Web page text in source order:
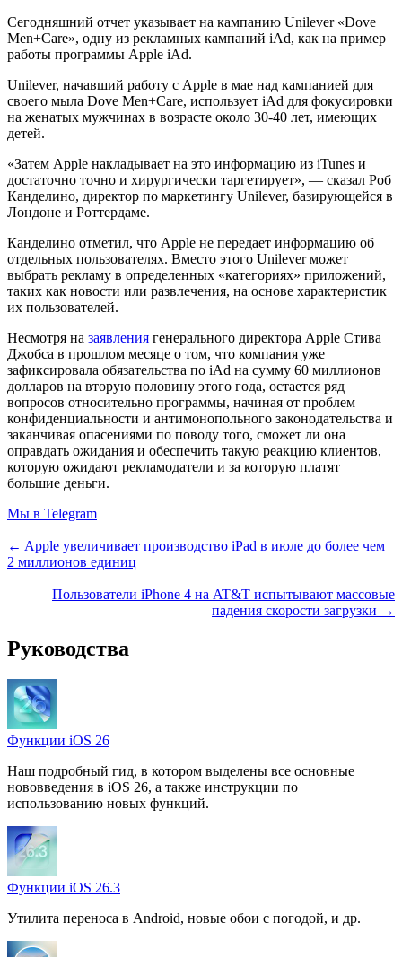
Сегодняшний отчет указывает на кампанию Unilever «Dove
Men+Care», одну из рекламных кампаний iAd, как на пример
работы программы Apple iAd.
Unilever, начавший работу с Apple в мае над кампанией для
своего мыла Dove Men+Care, использует iAd для фокусировки
на женатых мужчинах в возрасте около 30-40 лет, имеющих
детей.
«Затем Apple накладывает на это информацию из iTunes и
достаточно точно и хирургически таргетирует», — сказал Роб
Канделино, директор по маркетингу Unilever, базирующейся в
Лондоне и Роттердаме.
Канделино отметил, что Apple не передает информацию об
отдельных пользователях. Вместо этого Unilever может
выбрать рекламу в определенных «категориях» приложений,
таких как новости или развлечения, на основе характеристик
их пользователей.
Несмотря на заявления генерального директора Apple Стива
Джобса в прошлом месяце о том, что компания уже
зафиксировала обязательства по iAd на сумму 60 миллионов
долларов на вторую половину этого года, остается ряд
вопросов относительно программы, начиная от проблем
конфиденциальности и антимонопольного законодательства и
заканчивая опасениями по поводу того, сможет ли она
оправдать ожидания и обеспечить такую реакцию клиентов,
которую ожидают рекламодатели и за которую платят
большие деньги.
Мы в Telegram
← Apple увеличивает производство iPad в июле до более чем
2 миллионов единиц
Пользователи iPhone 4 на AT&T испытывают массовые
падения скорости загрузки →
Руководства
Функции iOS 26
Наш подробный гид, в котором выделены все основные
нововведения в iOS 26, а также инструкции по
использованию новых функций.
Функции iOS 26.3
Утилита переноса в Android, новые обои с погодой, и др.